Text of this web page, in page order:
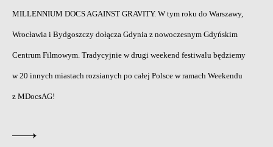
MILLENNIUM DOCS AGAINST GRAVITY. W tym roku do Warszawy,
Wrocławia i Bydgoszczy dołącza Gdynia z nowoczesnym Gdyńskim
Centrum Filmowym. Tradycyjnie w drugi weekend festiwalu będziemy
w 20 innych miastach rozsianych po całej Polsce w ramach Weekendu
z MDocsAG!